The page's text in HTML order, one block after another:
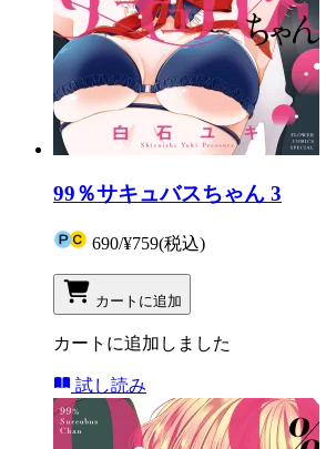
99％サキュバスちゃん 3
690/¥759(税込)
カートに追加
カートに追加しました
試し読み